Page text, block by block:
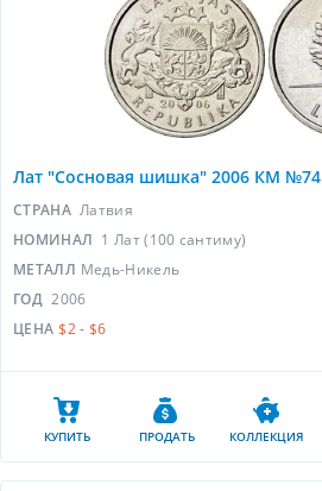
Лат "Сосновая шишка" 2006 КМ №74
СТРАНА Латвия
НОМИНАЛ 1 Лат (100 сантиму)
МЕТАЛЛ Медь-Никель
ГОД 2006
ЦЕНА $2 - $6
КУПИТЬ ПРОДАТЬ КОЛЛЕКЦИЯ